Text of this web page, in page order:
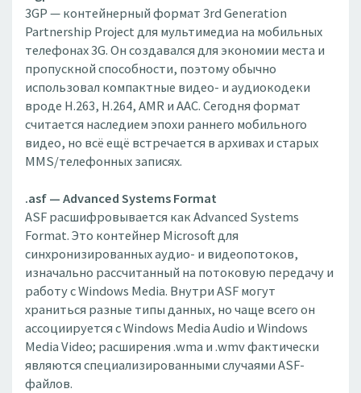
3GP — контейнерный формат 3rd Generation
Partnership Project для мультимедиа на мобильных
телефонах 3G. Он создавался для экономии места и
пропускной способности, поэтому обычно
использовал компактные видео- и аудиокодеки
вроде H.263, H.264, AMR и AAC. Сегодня формат
считается наследием эпохи раннего мобильного
видео, но всё ещё встречается в архивах и старых
MMS/телефонных записях.
.asf — Advanced Systems Format
ASF расшифровывается как Advanced Systems
Format. Это контейнер Microsoft для
синхронизированных аудио- и видеопотоков,
изначально рассчитанный на потоковую передачу и
работу с Windows Media. Внутри ASF могут
храниться разные типы данных, но чаще всего он
ассоциируется с Windows Media Audio и Windows
Media Video; расширения .wma и .wmv фактически
являются специализированными случаями ASF-
файлов.